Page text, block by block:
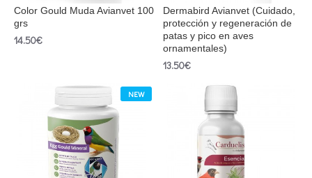
Color Gould Muda Avianvet 100
grs
14.50€
Dermabird Avianvet (Cuidado,
protección y regeneración de
patas y pico en aves
ornamentales)
13.50€
NEW